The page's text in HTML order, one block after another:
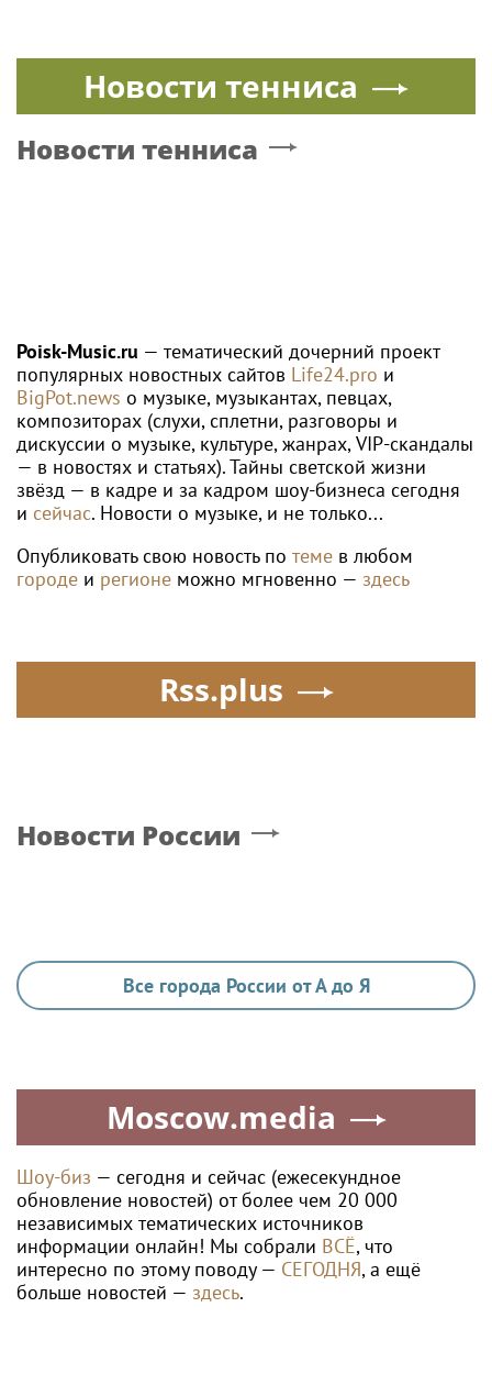
Новости тенниса
Новости тенниса
Poisk-Music.ru — тематический дочерний проект
популярных новостных сайтов Life24.pro и
BigPot.news о музыке, музыкантах, певцах,
композиторах (слухи, сплетни, разговоры и
дискуссии о музыке, культуре, жанрах, VIP-скандалы
— в новостях и статьях). Тайны светской жизни
звёзд — в кадре и за кадром шоу-бизнеса сегодня
и сейчас. Новости о музыке, и не только...
Опубликовать свою новость по теме в любом
городе и регионе можно мгновенно — здесь
Rss.plus
Новости России
Все города России от А до Я
Moscow.media
Шоу-биз — сегодня и сейчас (ежесекундное
обновление новостей) от более чем 20 000
независимых тематических источников
информации онлайн! Мы собрали ВСЁ, что
интересно по этому поводу — СЕГОДНЯ, а ещё
больше новостей — здесь.